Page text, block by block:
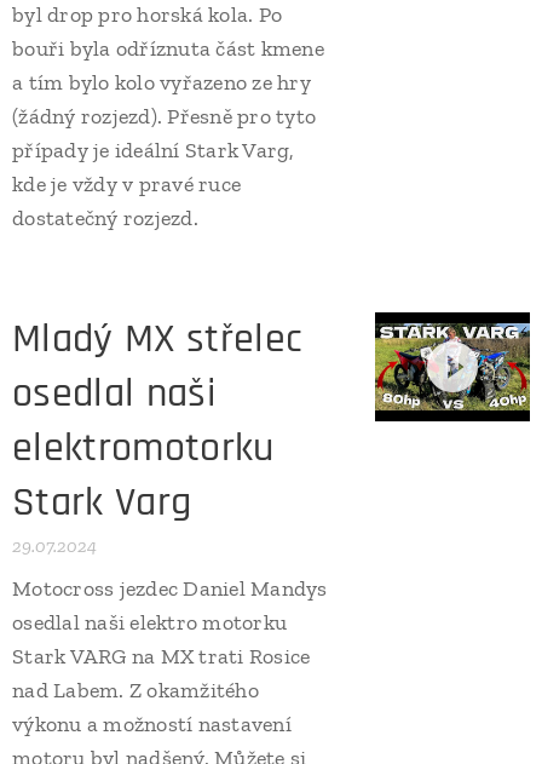
byl drop pro horská kola. Po
bouři byla odříznuta část kmene
a tím bylo kolo vyřazeno ze hry
(žádný rozjezd). Přesně pro tyto
případy je ideální Stark Varg,
kde je vždy v pravé ruce
dostatečný rozjezd.
Mladý MX střelec
osedlal naši
elektromotorku
Stark Varg
29.07.2024
Motocross jezdec Daniel Mandys
osedlal naši elektro motorku
Stark VARG na MX trati Rosice
nad Labem. Z okamžitého
výkonu a možností nastavení
motoru byl nadšený. Můžete si